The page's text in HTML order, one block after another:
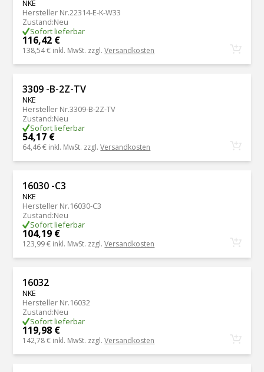
NKE
Hersteller Nr.22314-E-K-W33
Zustand:Neu
Sofort lieferbar
116,42 €
138,54 € inkl. MwSt. zzgl.Versandkosten
3309 -B-2Z-TV
NKE
Hersteller Nr.3309-B-2Z-TV
Zustand:Neu
Sofort lieferbar
54,17 €
64,46 € inkl. MwSt. zzgl.Versandkosten
16030 -C3
NKE
Hersteller Nr.16030-C3
Zustand:Neu
Sofort lieferbar
104,19 €
123,99 € inkl. MwSt. zzgl.Versandkosten
16032
NKE
Hersteller Nr.16032
Zustand:Neu
Sofort lieferbar
119,98 €
142,78 € inkl. MwSt. zzgl.Versandkosten